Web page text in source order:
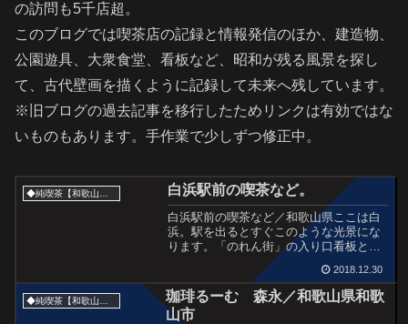
の訪問も5千店超。
このブログでは喫茶店の記録と情報発信のほか、建造物、
公園遊具、大衆食堂、看板など、昭和が残る風景を探し
て、古代壁画を描くように記録して未来へ残しています。
※旧ブログの過去記事を移行したためリンクは有効ではな
いものもあります。手作業で少しずつ修正中。
◆純喫茶【和歌山県】 白浜駅前の喫茶など。
白浜駅前の喫茶など／和歌山県ここは白
浜。駅を出るとすぐこのような光景にな
ります。「のれん街」の入り口看板と、
純喫茶 真珠。このときはアドベンチャ
ーワールドに行くため気合が入っていた
のでまだ朝。喫茶は開いていなかった。
でも界隈のさびれ具合から...
2018.12.30
珈琲るーむ 森永／和歌山県和歌
山市